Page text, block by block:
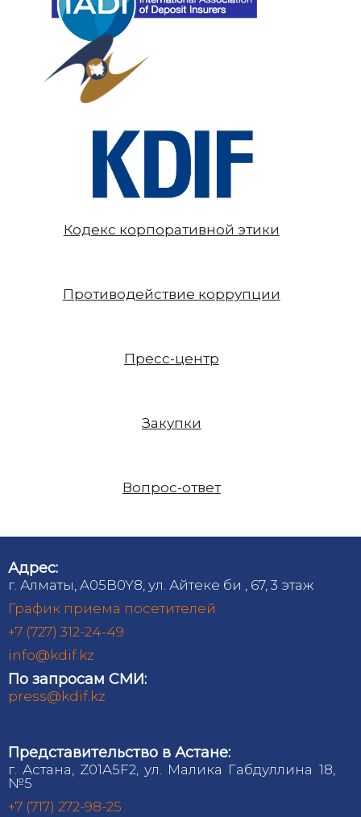
Кодекс корпоративной этики
Противодействие коррупции
Пресс-центр
Закупки
Вопрос-ответ
Адрес:
г. Алматы, A05B0Y8, ул. Айтеке би , 67, 3 этаж
График приема посетителей
+7 (727) 312-24-49
info@kdif.kz
По запросам СМИ:
press@kdif.kz
Представительство в Астане:
г. Астана, Z01A5F2, ул. Малика Габдуллина 18,
№5
+7 (717) 272-98-25